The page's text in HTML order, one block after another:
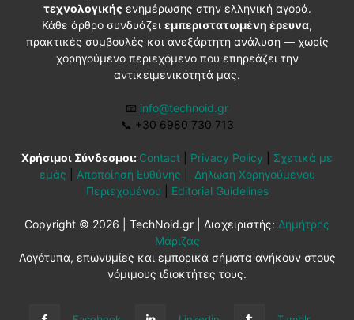
τεχνολογικήςενημέρωσης στην ελληνική αγορά.
Κάθε άρθρο συνδυάζει εμπεριστατωμένη έρευνα,
πρακτικές συμβουλές και ανεξάρτητη ανάλυση — χωρίς
χορηγούμενο περιεχόμενο που επηρεάζει την
αντικειμενικότητά μας.
📧 info@technoid.gr
📞 +30 6980 730 713
Χρήσιμοι Σύνδεσμοι: Contact Privacy Policy
Σχετικά με
εμάς
Αποποίηση Ευθύνης
Δήλωση Χορηγούμενου
Περιεχομένου
Editorial Guidelines
Copyright © 2026 | TechNoid.gr | Διαχειριστής: Δημήτρης
Μάριζας
Λογότυπα, επωνυμίες και εμπορικά σήματα ανήκουν στους
νόμιμους ιδιοκτήτες τους.